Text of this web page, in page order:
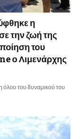
η
την ζωή της
του
ο Λιμενάρχης
όλου του δυναμικού του